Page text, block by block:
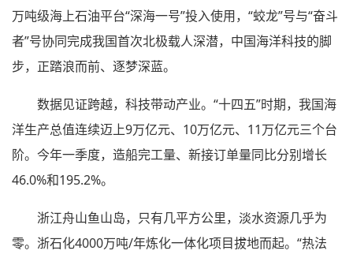
万吨级海上石油平台“深海一号”投入使用，“蛟龙”号与“奋斗
者”号协同完成我国首次北极载人深潜，中国海洋科技的脚
步，正踏浪而前、逐梦深蓝。
数据见证跨越，科技带动产业。“十四五”时期，我国海
洋生产总值连续迈上9万亿元、10万亿元、11万亿元三个台
阶。今年一季度，造船完工量、新接订单量同比分别增长
46.0%和195.2%。
浙江舟山鱼山岛，只有几平方公里，淡水资源几乎为
零。浙石化4000万吨/年炼化一体化项目拔地而起。“热法